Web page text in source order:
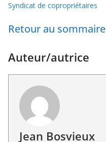
Syndicat de copropriétaires
Retour au sommaire
Auteur/autrice
Jean Bosvieux